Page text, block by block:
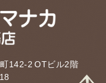
142-2 OTビル2階